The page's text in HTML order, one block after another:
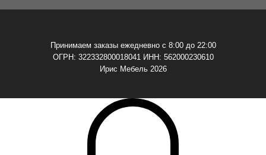
Принимаем заказы ежедневно с 8:00 до 22:00
ОГРН: 322332800018041 ИНН: 562000230610
Ирис Мебель 2026